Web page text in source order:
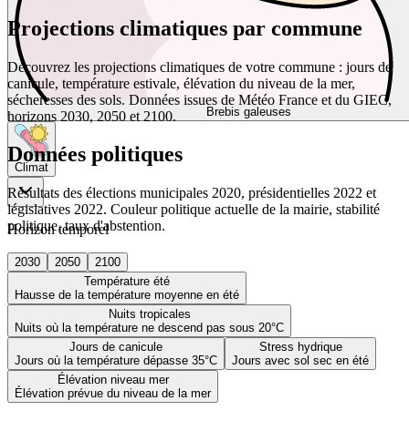
Brebis galeuses
Climat
Horizon temporel
2030 2050
2100
Température été
Hausse de la température moyenne en été
Nuits tropicales
Nuits où la température ne descend pas sous 20°C
Jours de canicule
Jours où la température dépasse 35°C
Stress hydrique
Jours avec sol sec en été
Élévation niveau mer
Élévation prévue du niveau de la mer
Projections climatiques par commune
Découvrez les projections climatiques de votre commune : jours de
canicule, température estivale, élévation du niveau de la mer,
sécheresses des sols. Données issues de Météo France et du GIEC,
horizons 2030, 2050 et 2100.
Données politiques
Résultats des élections municipales 2020, présidentielles 2022 et
législatives 2022. Couleur politique actuelle de la mairie, stabilité
politique, taux d'abstention.